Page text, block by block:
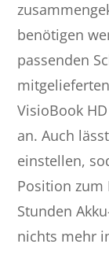
benötigen
passenden
VisioBook
an. Auch
einstellen,
Position zum
Stunden
nichts mehr